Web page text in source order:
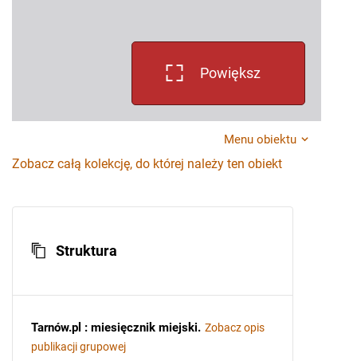
Powiększ
Menu obiektu
Zobacz całą kolekcję, do której należy ten obiekt
Struktura
Tarnów.pl : miesięcznik miejski. Zobacz opis
publikacji grupowej